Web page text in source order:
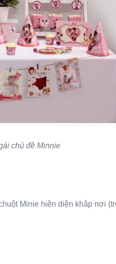
chủ đề Minnie
Minie hiện diện khắp nơi